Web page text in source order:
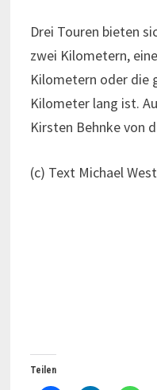
Drei Touren bieten
zwei Kilometern,
Kilometern oder die
Kilometer lang ist.
Kirsten Behnke von
(c) Text Michael
Teilen